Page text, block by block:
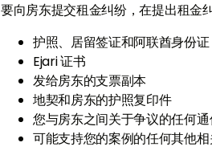
要向房东提交租金纠纷，在提出租金
护照、居留签证和阿联酋身份证
Ejari 证书
发给房东的支票副本
地契和房东的护照复印件
您与房东之间关于争议的任何
可能支持您的案例的任何其他相